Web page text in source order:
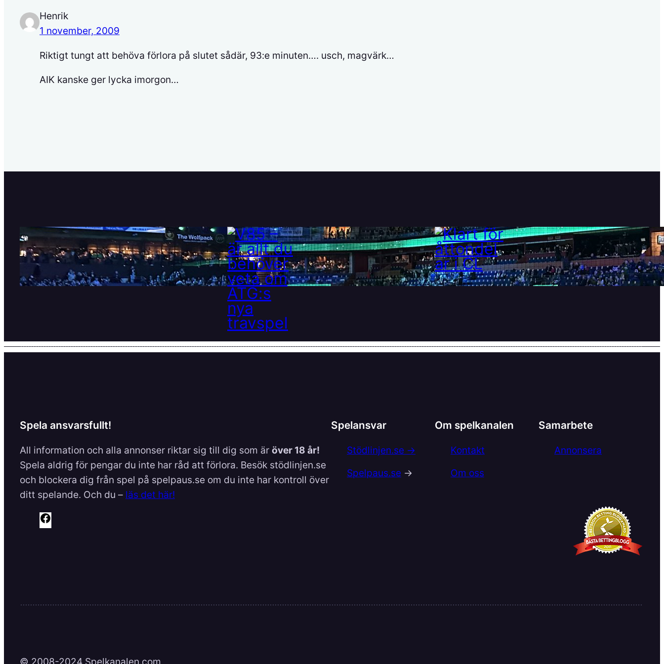
Henrik
1 november, 2009
Riktigt tungt att behöva förlora på slutet sådär, 93:e minuten…. usch, magvärk…
AIK kanske ger lycka imorgon…
SHL är tillbaka!
11 september, 2025
V85 – är allt du behöver
veta om ATG:s nya travspel
28 maj, 2025
Klart för åttondelar i CL
21 februari, 2025
Spela ansvarsfullt!
All information och alla annonser riktar sig till dig som är över 18 år!
Spela aldrig för pengar du inte har råd att förlora. Besök stödlinjen.se
och blockera dig från spel på spelpaus.se om du inte har kontroll över
ditt spelande. Och du – läs det här!
o
Spelansvar
Stödlinjen.se →
Spelpaus.se →
Om spelkanalen
Kontakt
Om oss
Samarbete
Annonsera